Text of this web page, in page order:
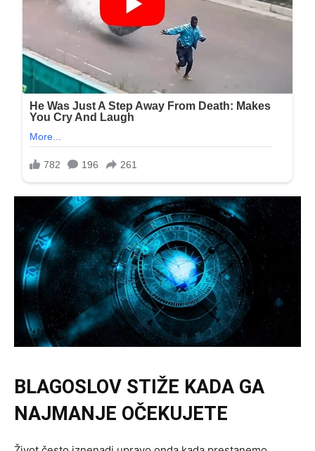
BLAGOSLOV STIŽE KADA GA
NAJMANJE OČEKUJETE